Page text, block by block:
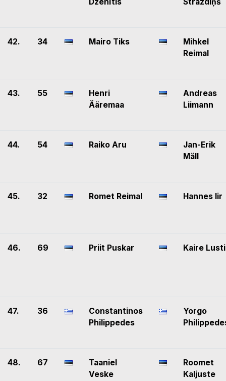
42. 34 Mairo Tiks
Mihkel
Reimal
43. 55
Henri
Ääremaa
Andreas
Liimann
44. 54 Raiko Aru
Jan-Erik
Mäll
45. 32 Romet Reimal Hannes Iir
46. 69 Priit Puskar Kaire Lusti
47. 36
Constantinos
Philippedes
Yorgo
48. 67
Taaniel
Veske
Roomet
Kaljuste